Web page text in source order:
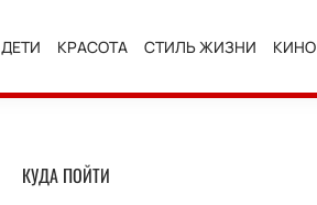
ДЕТИ КРАСОТА СТИЛЬ ЖИЗНИ КИНО
КУДА ПОЙТИ